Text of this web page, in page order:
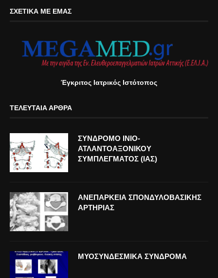
ΣΧΕΤΙΚΆ ΜΕ ΕΜΆΣ
Έγκριτος Ιατρικός Ιστότοπος
ΤΕΛΕΥΤΑΊΑ ΆΡΘΡΑ
ΣΥΝΔΡΟΜΟ ΙΝΙΟ-
ΑΤΛΑΝΤΟΑΞΟΝΙΚΟΥ
ΣΥΜΠΛΕΓΜΑΤΟΣ (ΙΑΣ)
ΑΝΕΠΑΡΚΕΙΑ ΣΠΟΝΔΥΛΟΒΑΣΙΚΗΣ
ΑΡΤΗΡΙΑΣ
ΜΥΟΣΥΝΔΕΣΜΙΚΑ ΣΥΝΔΡΟΜΑ